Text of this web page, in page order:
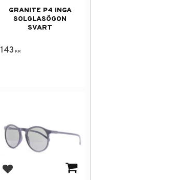
GRANITE P4 INGA
SOLGLASÖGON
SVART
143 KR
Add to favorites